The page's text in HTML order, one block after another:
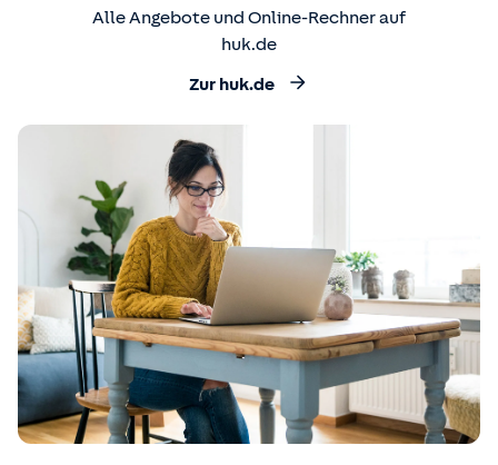
Alle Angebote und Online-Rechner auf
huk.de
Zur huk.de